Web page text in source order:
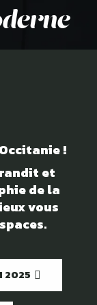
!
et
de la
vous
2025